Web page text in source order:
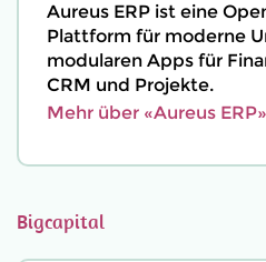
Aureus ERP ist eine
Plattform für moderne
modularen Apps für
CRM und Projekte.
Mehr über «Aureus
Bigcapital